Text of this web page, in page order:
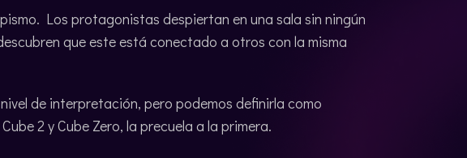
Los protagonistas despiertan en una sala sin ningún
que este está conectado a otros con la misma
de interpretación, pero podemos definirla como
2 y Cube Zero, la precuela a la primera.